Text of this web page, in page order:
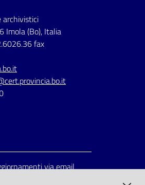
archivistici
Imola (Bo), Italia
fax
via email